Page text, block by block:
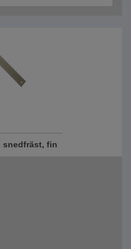
snedfräst, fin